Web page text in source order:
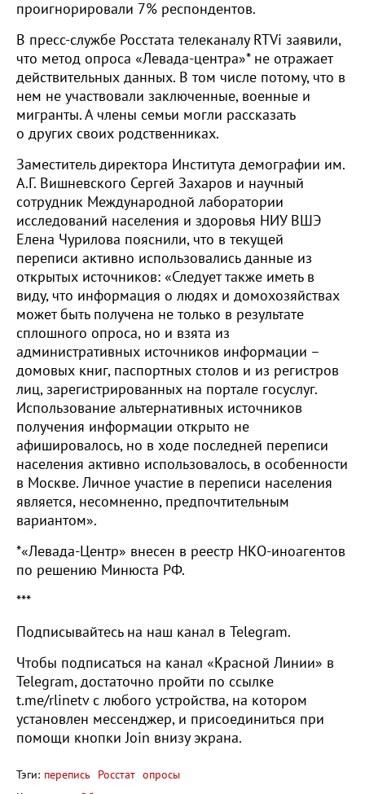
проигнорировали 7% респондентов.
В пресс-службе Росстата телеканалу RTVi заявили,
что метод опроса «Левада-центра»* не отражает
действительных данных. В том числе потому, что в
нем не участвовали заключенные, военные и
мигранты. А члены семьи могли рассказать
о других своих родственниках.
Заместитель директора Института демографии им.
А.Г. Вишневского Сергей Захаров и научный
сотрудник Международной лаборатории
исследований населения и здоровья НИУ ВШЭ
Елена Чурилова пояснили, что в текущей
переписи активно использовались данные из
открытых источников: «Следует также иметь в
виду, что информация о людях и домохозяйствах
может быть получена не только в результате
сплошного опроса, но и взята из
административных источников информации –
домовых книг, паспортных столов и из регистров
лиц, зарегистрированных на портале госуслуг.
Использование альтернативных источников
получения информации открыто не
афишировалось, но в ходе последней переписи
населения активно использовалось, в особенности
в Москве. Личное участие в переписи населения
является, несомненно, предпочтительным
вариантом».
*«Левада-Центр» внесен в реестр НКО-иноагентов
по решению Минюста РФ.
***
Подписывайтесь на наш канал в Telegram.
Чтобы подписаться на канал «Красной Линии» в
Telegram, достаточно пройти по ссылке
t.me/rlinetv с любого устройства, на котором
установлен мессенджер, и присоединиться при
помощи кнопки Join внизу экрана.
Тэги: перепись Росстат опросы